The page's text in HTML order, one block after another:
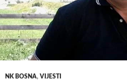
NK BOSNA, VIJESTI